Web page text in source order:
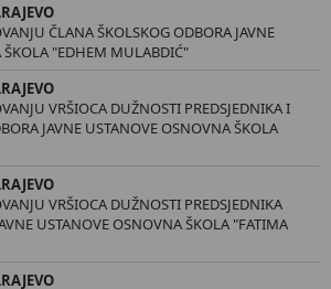
ČLANA ŠKOLSKOG ODBORA JAVNE
ŠKOLA "EDHEM MULABDIĆ"
VRŠIOCA DUŽNOSTI PREDSJEDNIKA I
JAVNE USTANOVE OSNOVNA ŠKOLA
VRŠIOCA DUŽNOSTI PREDSJEDNIKA
USTANOVE OSNOVNA ŠKOLA "FATIMA